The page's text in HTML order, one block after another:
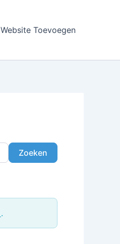
Website Toevoegen
ZoekenZoeken
.